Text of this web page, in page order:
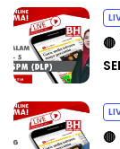
🔴
🔴